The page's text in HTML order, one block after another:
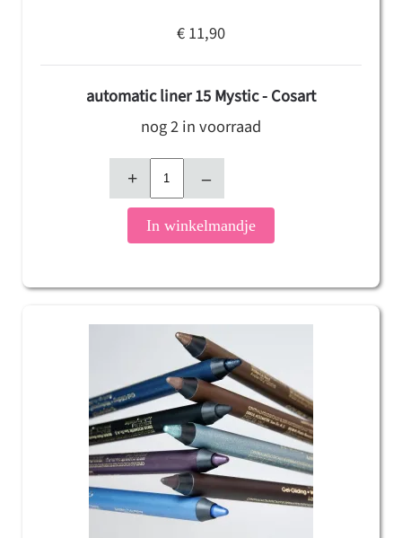
€ 11,90
automatic liner 15 Mystic - Cosart
nog 2 in voorraad
+ –
In winkelmandje